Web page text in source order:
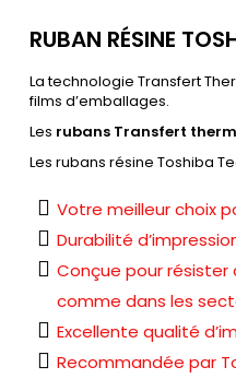
RUBAN RÉSINE
La technologie Transfert
films d’emballages.
Les rubans Transfert
Les rubans résine Toshiba
Votre meilleur choix
Durabilité
Conçue pour
comme dans les
Excellente qualité
Recommandée par